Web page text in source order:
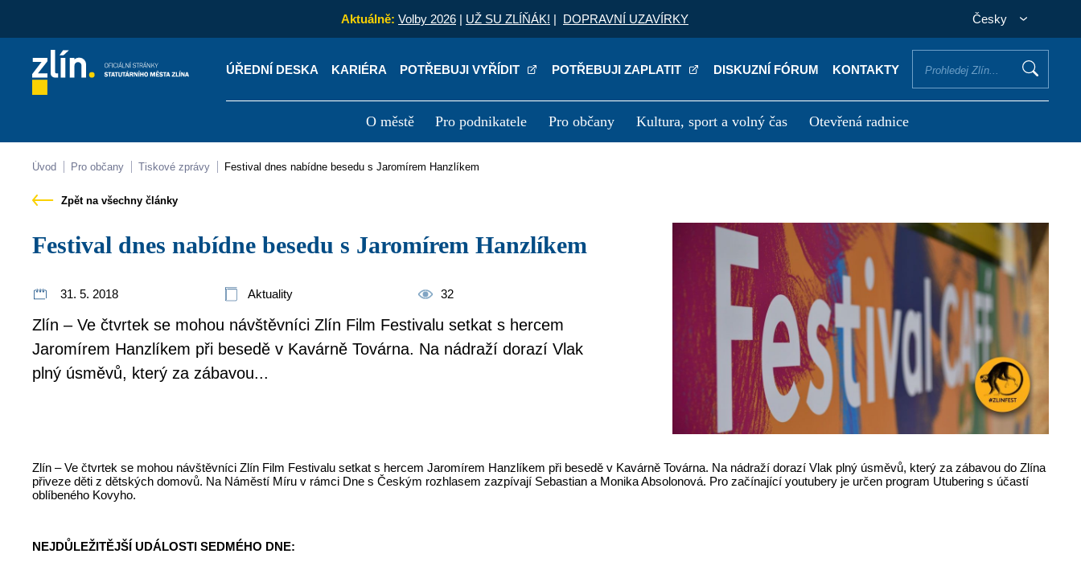
Aktuálně: Volby 2026 | UŽ SU ZLÍŇÁK! | DOPRAVNÍ UZAVÍRKY Česky
ÚŘEDNÍ DESKA KARIÉRA POTŘEBUJI VYŘÍDIT POTŘEBUJI ZAPLATIT DISKUZNÍ FÓRUM KONTAKTY
O městě Pro podnikatele Pro občany Kultura, sport a volný čas Otevřená radnice
Kontakty Úřední deska
Úvod Pro občany Tiskové zprávy Festival dnes nabídne besedu s Jaromírem Hanzlíkem
Zpět na všechny články
Festival dnes nabídne besedu s Jaromírem Hanzlíkem
31. 5. 2018 Aktuality 32
Zlín – Ve čtvrtek se mohou návštěvníci Zlín Film Festivalu setkat s hercem
Jaromírem Hanzlíkem při besedě v Kavárně Továrna. Na nádraží dorazí Vlak
plný úsměvů, který za zábavou...
Zlín – Ve čtvrtek se mohou návštěvníci Zlín Film Festivalu setkat s hercem Jaromírem Hanzlíkem při besedě v Kavárně Továrna. Na nádraží dorazí Vlak plný úsměvů, který za zábavou do Zlína
přiveze děti z dětských domovů. Na Náměstí Míru v rámci Dne s Českým rozhlasem zazpívají Sebastian a Monika Absolonová. Pro začínající youtubery je určen program Utubering s účastí
oblíbeného Kovyho.
NEJDŮLEŽITĚJŠÍ UDÁLOSTI SEDMÉHO DNE: